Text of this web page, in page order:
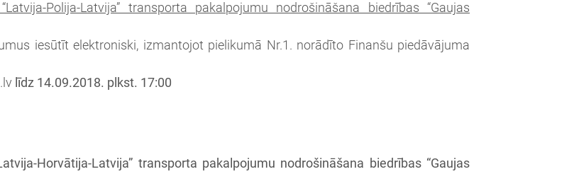
Polija-Latvija” transporta pakalpojumu nodrošināšana biedrības “Gaujas
iesūtīt elektroniski, izmantojot pielikumā Nr.1. norādīto Finanšu piedāvājuma
līdz 14.09.2018. plkst. 17:00
Horvātija-Latvija” transporta pakalpojumu nodrošināšana biedrības “Gaujas